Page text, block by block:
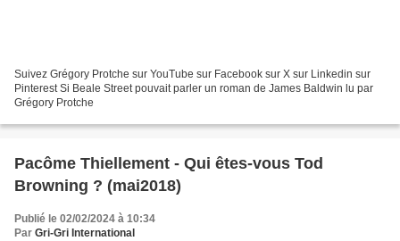
Suivez Grégory Protche sur YouTube sur Facebook sur X sur Linkedin sur
Pinterest Si Beale Street pouvait parler un roman de James Baldwin lu par
Grégory Protche
Pacôme Thiellement - Qui êtes-vous Tod
Browning ? (mai2018)
Publié le 02/02/2024 à 10:34
Par Gri-Gri International